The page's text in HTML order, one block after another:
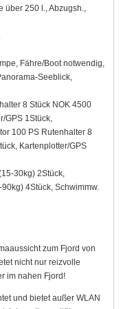
250 l., Abzugsh.,
Fähre/Boot notwendig,
Seeblick,
8 Stück NOK 4500
GPS 1Stück,
100 PS Rutenhalter 8
Kartenplotter/GPS
30kg) 2Stück,
4Stück, Schwimmw.
zum Fjord von
nicht nur reizvolle
im nahen Fjord!
und bietet außer WLAN